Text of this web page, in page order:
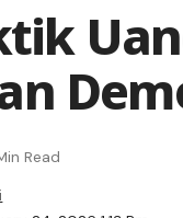
Read